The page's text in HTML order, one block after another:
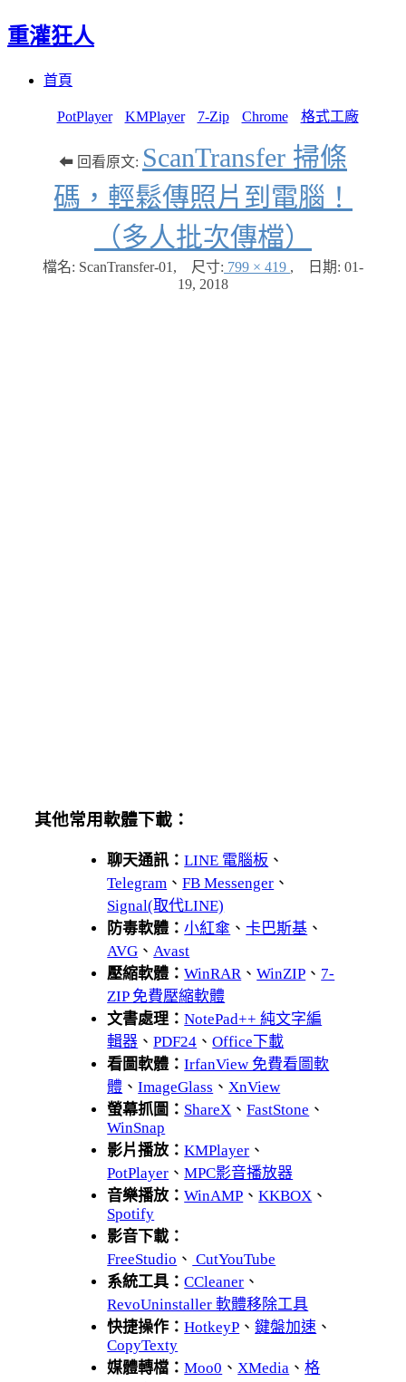
重灌狂人
首頁
PotPlayer KMPlayer 7-Zip Chrome 格式工廠
⬅ 回看原文: ScanTransfer 掃條
碼，輕鬆傳照片到電腦！
（多人批次傳檔）
檔名: ScanTransfer-01 , 尺寸: 799 × 419 , 日期: 01-
19, 2018
其他常用軟體下載：
聊天通訊：LINE 電腦板 、
Telegram 、FB Messenger 、
Signal(取代LINE)
防毒軟體：小紅傘 、卡巴斯基 、
AVG 、 Avast
壓縮軟體：WinRAR 、WinZIP 、 7-
ZIP 免費壓縮軟體
文書處理：NotePad++ 純文字編
輯器 、PDF24 、Office下載
看圖軟體：IrfanView 免費看圖軟
體 、ImageGlass 、 XnView
螢幕抓圖： ShareX 、FastStone 、
WinSnap
影片播放：KMPlayer 、
PotPlayer 、MPC影音播放器
音樂播放：WinAMP 、KKBOX 、
Spotify
影音下載：
FreeStudio 、 CutYouTube
系統工具：CCleaner 、
RevoUninstaller 軟體移除工具
快捷操作：HotkeyP 、鍵盤加速 、
CopyTexty
媒體轉檔：Moo0 、 XMedia 、格